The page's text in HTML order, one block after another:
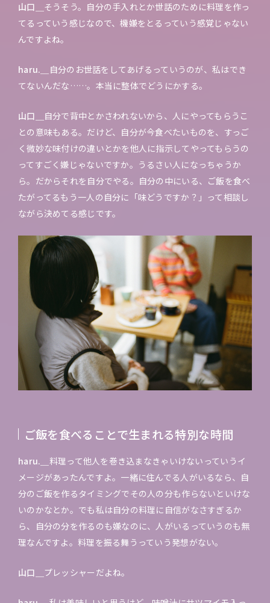
山口＿ そうそう。自分の手入れとか世話のために料理を作っ
てるっていう感じなので、機嫌をとるっていう感覚じゃない
んですよね。
haru.＿
自分のお世話をしてあげるっていうのが、私はでき
てないんだな……。本当に整体でどうにかする。
山口＿
自分で背中とかさわれないから、人にやってもらうこ
との意味もある。だけど、自分が今食べたいものを、すっご
く微妙な味付けの違いとかを他人に指示してやってもらうの
ってすごく嫌じゃないですか。うるさい人になっちゃうか
ら。だからそれを自分でやる。自分の中にいる、ご飯を食べ
たがってるもう一人の自分に「味どうですか？」って相談し
ながら決めてる感じです。
ご飯を食べることで生まれる特別な時間
haru.＿ 料理って他人を巻き込まなきゃいけないっていうイ
メージがあったんですよ。一緒に住んでる人がいるなら、自
分のご飯を作るタイミングでその人の分も作らないといけな
いのかなとか。でも私は自分の料理に自信がなさすぎるか
ら、自分の分を作るのも嫌なのに、人がいるっていうのも無
理なんですよ。料理を振る舞うっていう発想がない。
山口＿ プレッシャーだよね。